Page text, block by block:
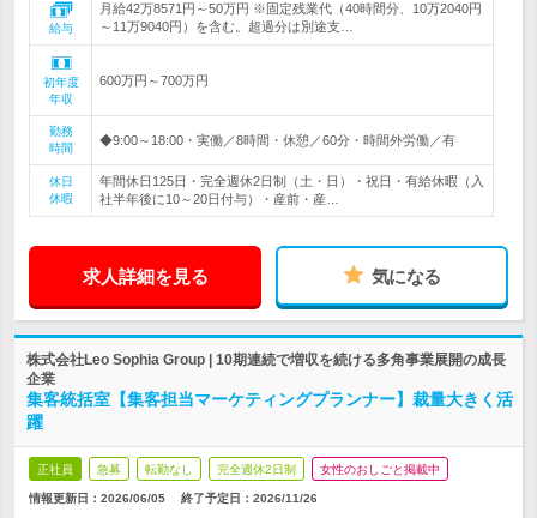
給与
月給42万8571円～50万円 ※固定残業代（40時間分、10万2040円
～11万9040円）を含む。超過分は別途支…
初年度
年収
600万円～700万円
勤務
時間
◆9:00～18:00・実働／8時間・休憩／60分・時間外労働／有
休日
休暇
年間休日125日・完全週休2日制（土・日）・祝日・有給休暇（入
社半年後に10～20日付与）・産前・産…
求人詳細を見る 気になる
株式会社Leo Sophia Group | 10期連続で増収を続ける多角事業展開の成長
企業
集客統括室【集客担当マーケティングプランナー】裁量大きく活
躍
正社員 急募 転勤なし 完全週休2日制 女性のおしごと掲載中
情報更新日：2026/06/05 終了予定日： 2026/11/26